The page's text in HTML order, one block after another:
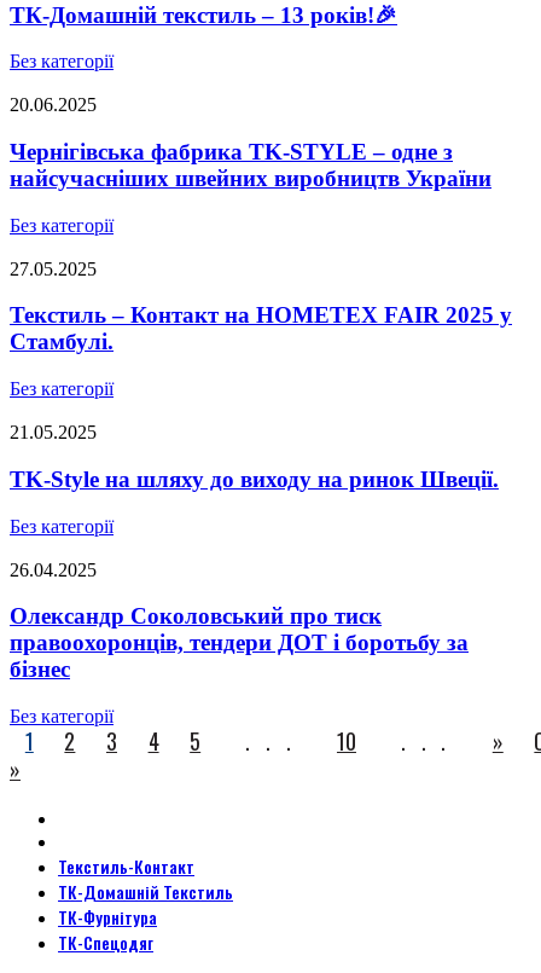
ТК-Домашній текстиль – 13 років!🎉
Без категорії
20.06.2025
Чернігівська фабрика TK-STYLE – одне з
найсучасніших швейних виробництв України
Без категорії
27.05.2025
Текстиль – Контакт на HOMETEX FAIR 2025 у
Стамбулі.
Без категорії
21.05.2025
TK-Style на шляху до виходу на ринок Швеції.
Без категорії
26.04.2025
Олександр Соколовський про тиск
правоохоронців, тендери ДОТ і боротьбу за
бізнес
Без категорії
1 2 3 4 5 ... 10 ... »
»
Текстиль-Контакт
ТК-Домашній Текстиль
ТК-Фурнітура
ТК-Спецодяг